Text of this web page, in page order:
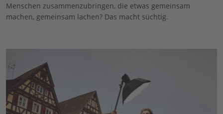
Menschen zusammenzubringen, die etwas gemeinsam
machen, gemeinsam lachen? Das macht süchtig.